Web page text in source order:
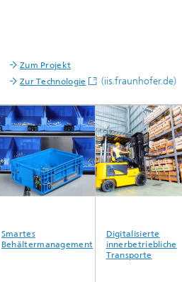
Zum Projekt
Zur Technologie
(iis.fraunhofer.de)
Smartes
Behältermanagement
Digitalisierte
innerbetriebliche
Transporte